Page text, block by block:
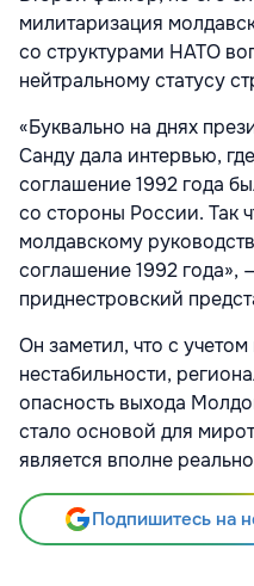
милитаризация
со структурами НАТО
нейтральному статусу
«Буквально на днях
Санду дала интервью,
соглашение 1992 года
со стороны России. Так
молдавскому
соглашение 1992 года»,
приднестровский
Он заметил, что с
нестабильности,
опасность выхода
стало основой для
является вполне
Подпишитесь на